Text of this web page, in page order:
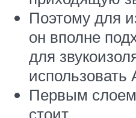
Поэтому для
он вполне
для
использовать
Первым слоем
стоит